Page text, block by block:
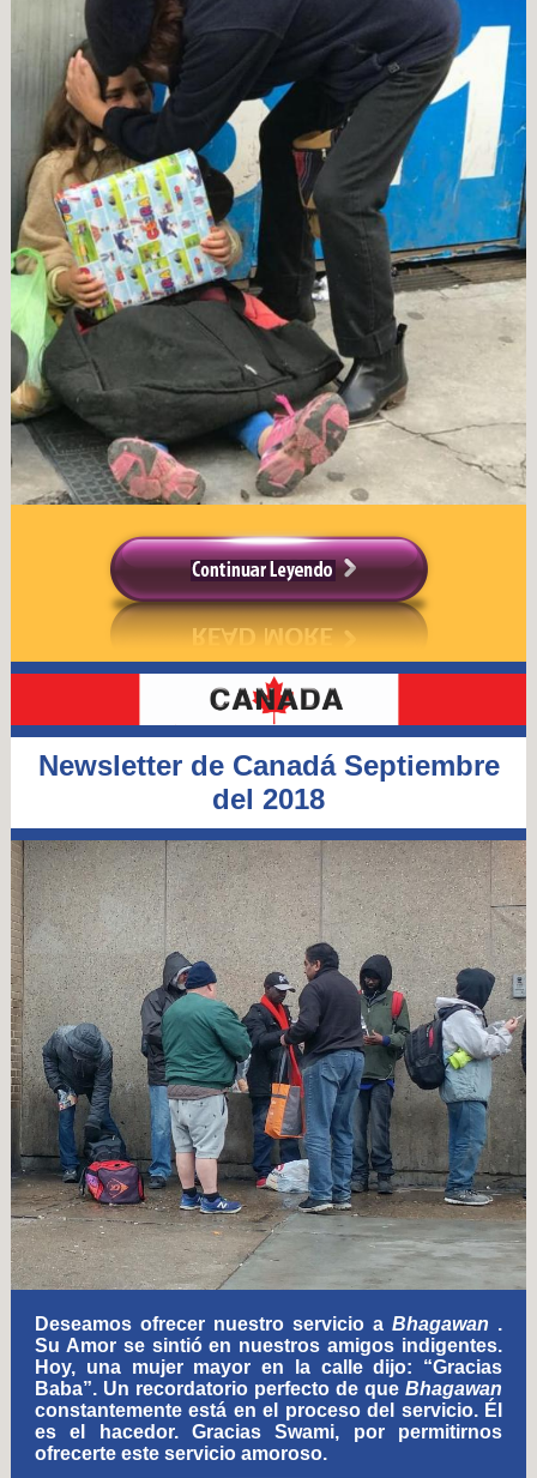
Newsletter de Canadá Septiembre
del 2018
Deseamos ofrecer nuestro servicio a Bhagawan .
Su Amor se sintió en nuestros amigos indigentes.
Hoy, una mujer mayor en la calle dijo: “Gracias
Baba”. Un recordatorio perfecto de que Bhagawan
constantemente está en el proceso del servicio. Él
es el hacedor. Gracias Swami, por permitirnos
ofrecerte este servicio amoroso.